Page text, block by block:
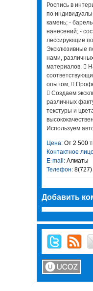
Роспись в
по
камень; -
нанесений; -
лессирующие
Эксклюзивные
нами,
материалов. 
опытом; 
 Создаем
различных
текстуры и
Используем
Цена:От 2 500
Контактное
E-mail:Алматы
Телефон:8(727)
Добавить